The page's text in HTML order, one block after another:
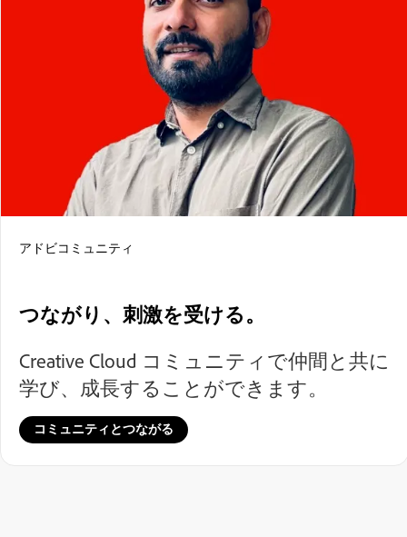
アドビコミュニティ
つながり、刺激を受ける。
Creative Cloud コミュニティで仲間と共に
学び、成長することができます。
コミュニティとつながる